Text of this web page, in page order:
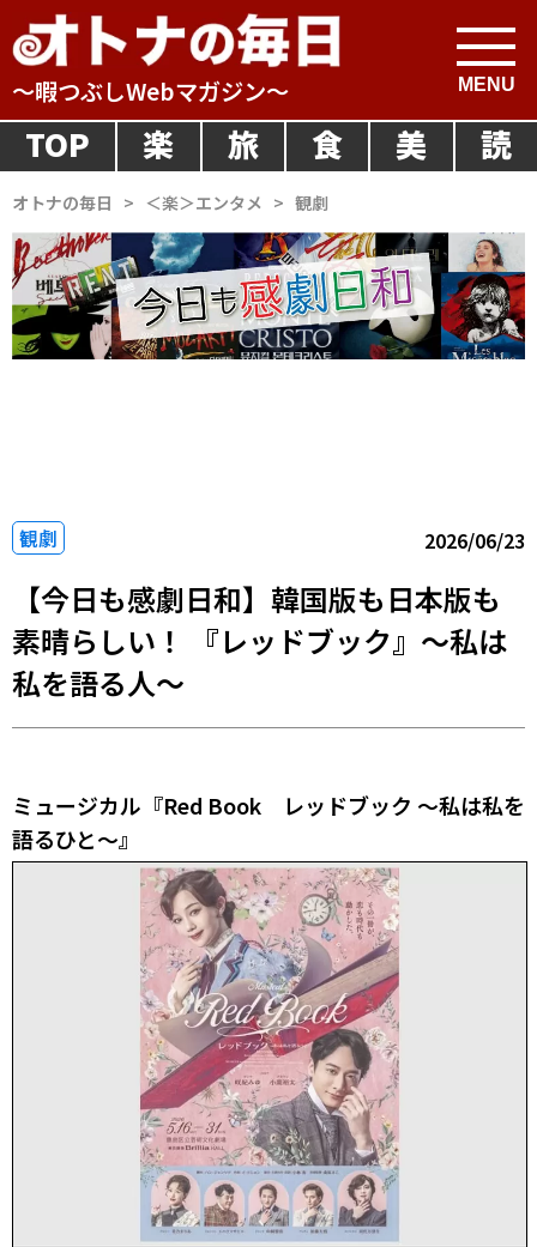
～暇つぶしWebマガジン～
TOP 楽 旅 食 美 読
オトナの毎日 > ＜楽＞エンタメ > 観劇
観劇 2026/06/23
【今日も感劇日和】韓国版も日本版も
素晴らしい！ 『レッドブック』～私は
私を語る人～
ミュージカル『Red Book レッドブック ～私は私を
語るひと～』